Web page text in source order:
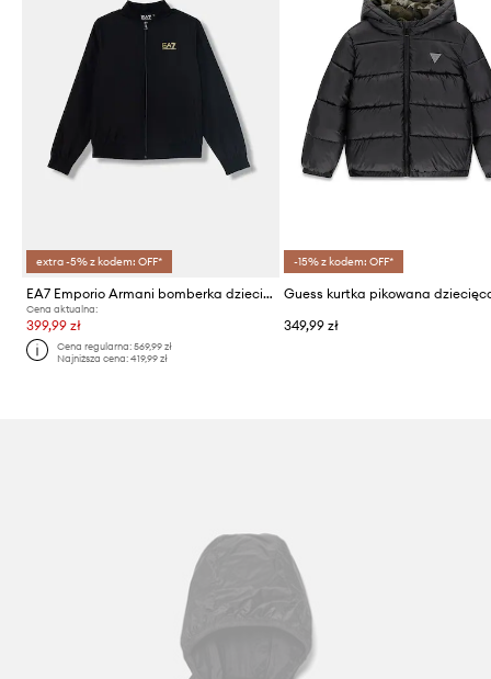
extra -5% z kodem: OFF*
EA7 Emporio Armani bomberka dziecięca
Cena aktualna:
399,99 zł
Cena regularna:569,99 zł
Najniższa cena:419,99 zł
-15% z kodem: OFF*
Guess kurtka pikowana
349,99 zł